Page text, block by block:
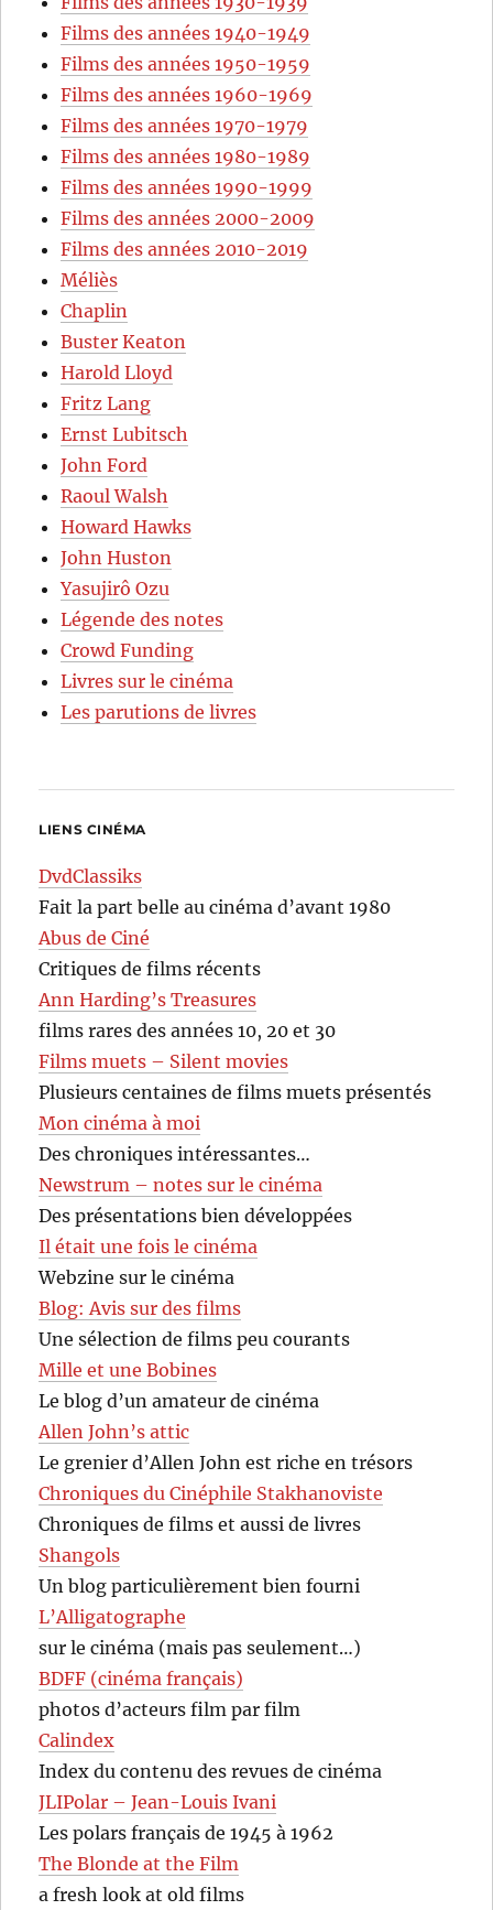
Films des années 1940-1949
Films des années 1950-1959
Films des années 1960-1969
Films des années 1970-1979
Films des années 1980-1989
Films des années 1990-1999
Films des années 2000-2009
Films des années 2010-2019
Méliès
Chaplin
Buster Keaton
Harold Lloyd
Fritz Lang
Ernst Lubitsch
John Ford
Raoul Walsh
Howard Hawks
John Huston
Yasujirô Ozu
Légende des notes
Crowd Funding
Livres sur le cinéma
Les parutions de livres
LIENS CINÉMA
DvdClassiks
Fait la part belle au cinéma d’avant 1980
Abus de Ciné
Critiques de films récents
Ann Harding’s Treasures
films rares des années 10, 20 et 30
Films muets – Silent movies
Plusieurs centaines de films muets présentés
Mon cinéma à moi
Des chroniques intéressantes…
Newstrum – notes sur le cinéma
Des présentations bien développées
Il était une fois le cinéma
Webzine sur le cinéma
Blog: Avis sur des films
Une sélection de films peu courants
Mille et une Bobines
Le blog d’un amateur de cinéma
Allen John’s attic
Le grenier d’Allen John est riche en trésors
Chroniques du Cinéphile Stakhanoviste
Chroniques de films et aussi de livres
Shangols
Un blog particulièrement bien fourni
L’Alligatographe
sur le cinéma (mais pas seulement…)
BDFF (cinéma français)
photos d’acteurs film par film
Calindex
Index du contenu des revues de cinéma
JLIPolar – Jean-Louis Ivani
Les polars français de 1945 à 1962
The Blonde at the Film
a fresh look at old films